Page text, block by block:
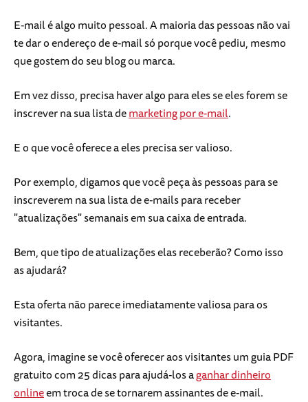
E-mail é algo muito pessoal. A maioria das pessoas não vai
te dar o endereço de e-mail só porque você pediu, mesmo
que gostem do seu blog ou marca.
Em vez disso, precisa haver algo para eles se eles forem se
inscrever na sua lista demarketing por e-mail.
E o que você oferece a eles precisa ser valioso.
Por exemplo, digamos que você peça às pessoas para se
inscreverem na sua lista de e-mails para receber
"atualizações" semanais em sua caixa de entrada.
Bem, que tipo de atualizações elas receberão? Como isso
as ajudará?
Esta oferta não parece imediatamente valiosa para os
visitantes.
Agora, imagine se você oferecer aos visitantes um guia PDF
gratuito com 25 dicas para ajudá-los aganhar dinheiro
onlineem troca de se tornarem assinantes de e-mail.